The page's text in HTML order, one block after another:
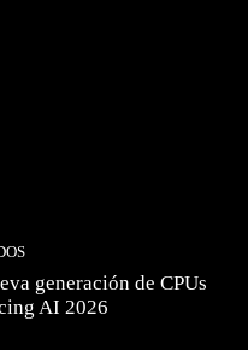
generación de CPUs
AI 2026